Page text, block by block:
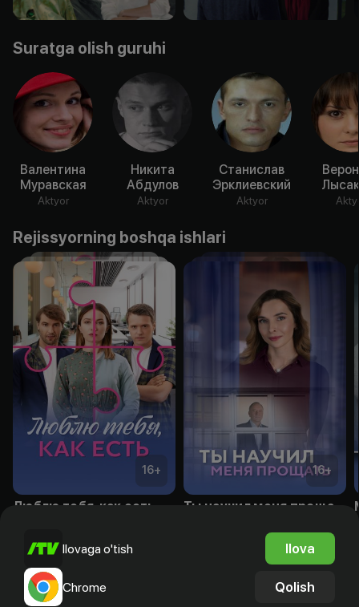
Suratga olish guruhi
Валентина
Муравская
Aktyor
Никита
Абдулов
Aktyor
Станислав
Эрклиевский
Aktyor
Rejissyorning boshqa ishlari
16+
Люблю тебя, как есть
16+
Ilovaga o'tish Ilova
Chrome Qolish